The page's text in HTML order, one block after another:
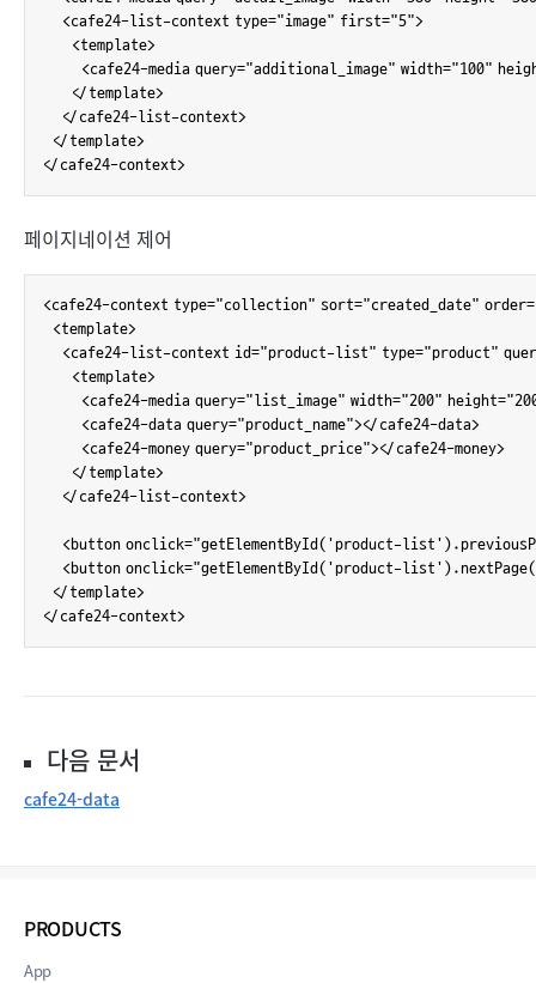
    <cafe24-list-context type="image" first="5">
      <template>
<cafe24-media query="additional_image" width="100"
      </template>
    </cafe24-list-context>
  </template>
</cafe24-context>
페이지네이션 제어
<cafe24-context type="collection" sort="created_date"
  <template>
<cafe24-list-context id="product-list" type="product"
      <template>
<cafe24-media query="list_image" width="200"
        <cafe24-data query="product_name"></cafe24-data>
        <cafe24-money query="product_price"></cafe24-money>
      </template>
    </cafe24-list-context>
<button onclick="getElementById('product-
<button onclick="getElementById('product-
  </template>
</cafe24-context>
다음 문서
cafe24-data
PRODUCTS
App